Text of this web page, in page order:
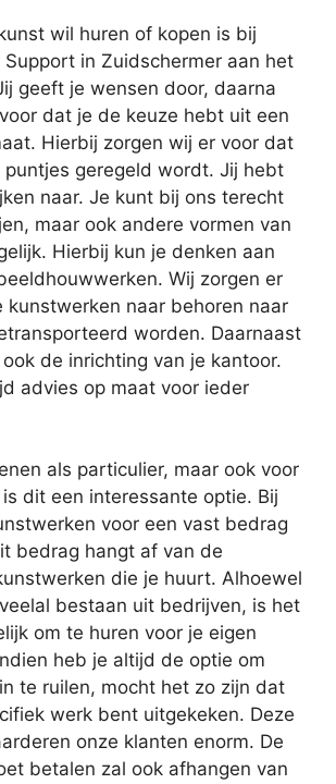
wil huren of kopen is bij
Support in Zuidschermer aan het
geeft je wensen door, daarna
dat je de keuze hebt uit een
Hierbij zorgen wij er voor dat
geregeld wordt. Jij hebt
naar. Je kunt bij ons terecht
maar ook andere vormen van
Hierbij kun je denken aan
Wij zorgen er
kunstwerken naar behoren naar
worden. Daarnaast
de inrichting van je kantoor.
advies op maat voor ieder
als particulier, maar ook voor
dit een interessante optie. Bij
voor een vast bedrag
bedrag hangt af van de
die je huurt. Alhoewel
bestaan uit bedrijven, is het
om te huren voor je eigen
heb je altijd de optie om
te ruilen, mocht het zo zijn dat
werk bent uitgekeken. Deze
onze klanten enorm. De
betalen zal ook afhangen van